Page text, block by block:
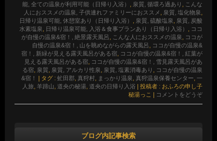
能, 全ての温泉が利用可能（日帰り入浴） , 泉質, 循環ろ過あり , こんな
人におススメの温泉, 子供連れファミリーにおススメ , 泉質, 塩化物泉,
日帰り温泉可能, 休憩室あり（日帰り入浴） , 泉質, 硫酸塩泉, 泉質, 炭酸
水素塩泉, 日帰り温泉可能, 入浴＆食事プランあり（日帰り入浴） , ココ
が自慢の温泉&宿！, 絶景露天風呂 , こんな人におススメの温泉, ココが
自慢の温泉&宿！, 山を眺めながらの露天風呂 , ココが自慢の温泉&
宿！, 新緑が見える露天風呂がある宿, ココが自慢の温泉&宿！, 紅葉が
見える露天風呂がある宿, ココが自慢の温泉&宿！, 雪見露天風呂があ
る宿, 泉質, 泉質, アルカリ性泉, 泉質, 塩素消毒あり , ココが自慢の温泉
&宿！
タグ : 虻田郡, 真狩村, まっかり温泉, 真狩温泉保養センター, 一
人旅, 羊蹄山, 道央の秘湯, 道央の日帰り入浴
投稿者 : おふろの申し子
秘湯っこ
コメントをどうぞ
ブログ内記事検索